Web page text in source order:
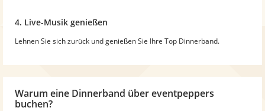
4. Live-Musik genießen
Lehnen Sie sich zurück und genießen Sie Ihre Top Dinnerband.
Warum eine Dinnerband über eventpeppers
buchen?